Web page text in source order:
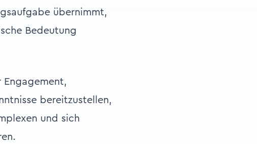
übernimmt,
Bedeutung
bereitzustellen,
und sich